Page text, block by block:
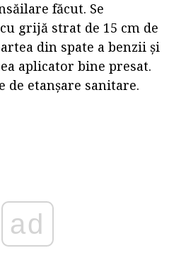
făcut. Se
grijă strat de 15 cm de
din spate a benzii și
aplicator bine presat.
de etanșare sanitare.
ad